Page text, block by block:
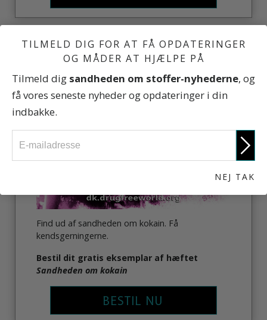
SANDHEDEN OM KOKAIN
Find ud af sandheden om kokain. Få
kendsgerningerne.
Bestil dit gratis eksemplar af hæftet
Sandheden om kokain
BESTIL NU
TILMELD DIG FOR AT FÅ OPDATERINGER
OG MÅDER AT HJÆLPE PÅ
Tilmeld dig sandheden om stoffer-nyhederne, og
få vores seneste nyheder og opdateringer i din
indbakke.
NEJ TAK